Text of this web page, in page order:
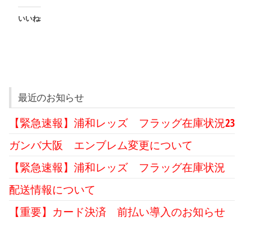
いいね:
最近のお知らせ
【緊急速報】浦和レッズ フラッグ在庫状況23
ガンバ大阪 エンブレム変更について
【緊急速報】浦和レッズ フラッグ在庫状況
配送情報について
【重要】カード決済 前払い導入のお知らせ